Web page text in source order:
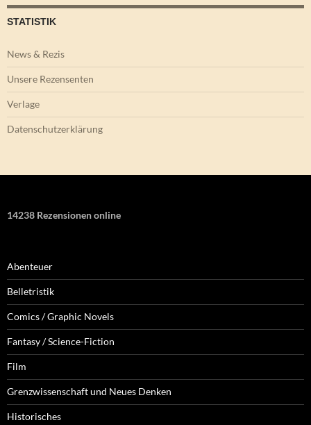
STATISTIK
News & Rezis
Unsere Rezensenten
Verlage
Datenschutzerklärung
14238 Rezensionen online
Abenteuer
Belletristik
Comics / Graphic Novels
Fantasy / Science-Fiction
Film
Grenzwissenschaft und Neues Denken
Historisches